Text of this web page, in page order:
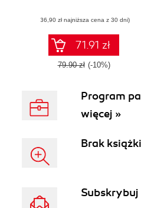
(36,90 zł najniższa cena z 30 dni)
71.91 zł
79.90 zł (-10%)
Program
więcej »
Brak